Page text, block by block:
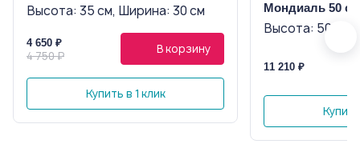
Высота: 35 см, Ширина: 30 см
4 650 ₽
4 750 ₽ В корзину
Купить в 1 клик
Мондиаль 50 см
Высота: 50 см,
11 210 ₽